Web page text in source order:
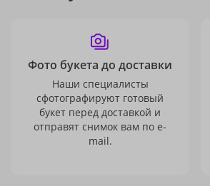
Фото букета до доставки
Наши специалисты
сфотографируют готовый
букет перед доставкой и
отправят снимок вам по e-
mail.